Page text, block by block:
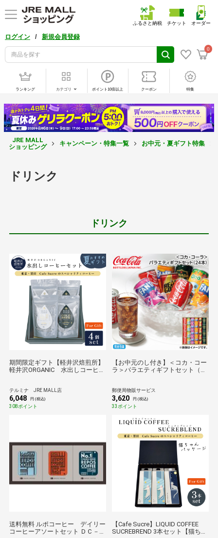
ログイン / 新規会員登録
0
ふるさと納税 チケット オーダー
ランキング カテゴリ ポイント10倍以上 クーポン 特集
JRE MALL
ショッピング
キャンペーン・特集一覧 お中元・夏ギフト特集
ドリンク
ドリンク
期間限定ギフト【軽井沢焙煎所】
軽井沢ORGANIC 水出しコーヒー
テルミナ JRE MALL店
6,048 円 (税込)
308ポイント
【お中元のし付き】＜コカ・コー
ラ＞バラエティギフトセット（２
郵便局物販サービス
3,620 円 (税込)
33ポイント
送料無料 ルポコーヒー デイリー
コーヒーアソートセット ＤＣ－１
【Cafe Sucre】LIQUID COFFEE
SUCREBREND 3本セット【猫ちゃ